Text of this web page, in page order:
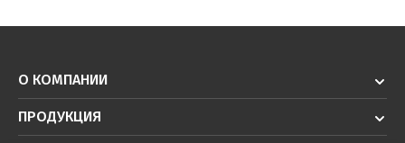
Ток утечки 0 ≤0,01 мА
Выход
открыт
открыт
О КОМПАНИИ
ПРОДУКЦИЯ